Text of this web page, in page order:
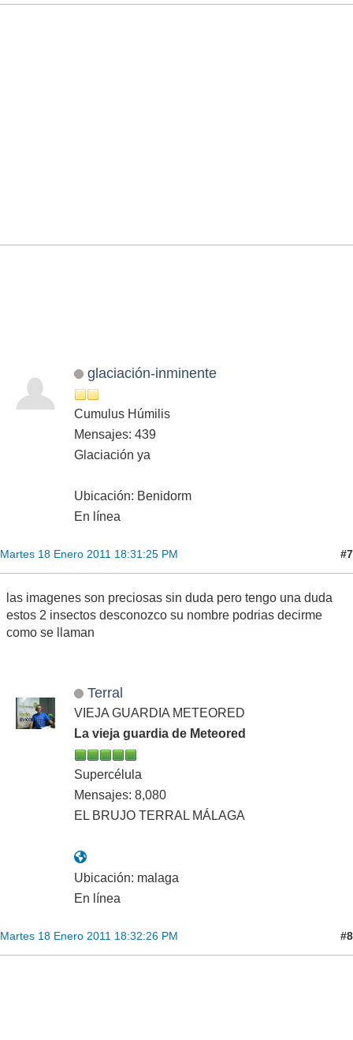
glaciación-inminente
Cumulus Húmilis
Mensajes: 439
Glaciación ya
Ubicación: Benidorm
En línea
Martes 18 Enero 2011 18:31:25 PM #7
las imagenes son preciosas sin duda pero tengo una duda
estos 2 insectos desconozco su nombre podrias decirme
como se llaman
Terral
VIEJA GUARDIA METEORED
La vieja guardia de Meteored
Supercélula
Mensajes: 8,080
EL BRUJO TERRAL MÁLAGA
Ubicación: malaga
En línea
Martes 18 Enero 2011 18:32:26 PM #8